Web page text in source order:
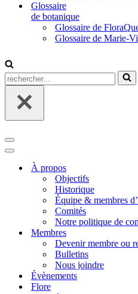
Glossaire
de botanique
Glossaire de
Glossaire de Marie-
Rechercher...
Menu
de
navigation
Menu
navigationÀ propos
Objectifs
Historique
Équipe & membres
Comités
Notre politique de
Membres
Devenir membre ou
Bulletins
Nous joindre
Évènements
Flore